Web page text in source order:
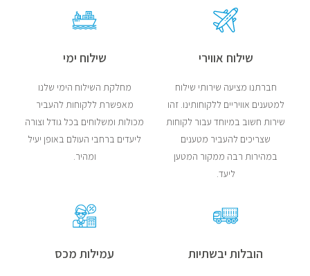
שילוח אווירי
חברתנו מציעה שירותי שילוח
למטענים אוויריים ללקוחותינו. זהו
שירות חשוב במיוחד עבור לקוחות
שצריכים להעביר מטענים
במהירות רבה ממקור המטען
ליעד.
שילוח ימי
מחלקת השילוח הימי שלנו
מאפשרת ללקוחות להעביר
מכולות ומשלוחים בכל גודל וצורה
ליעדים ברחבי העולם באופן יעיל
ומהיר.
הובלות יבשתיות עמילות מכס